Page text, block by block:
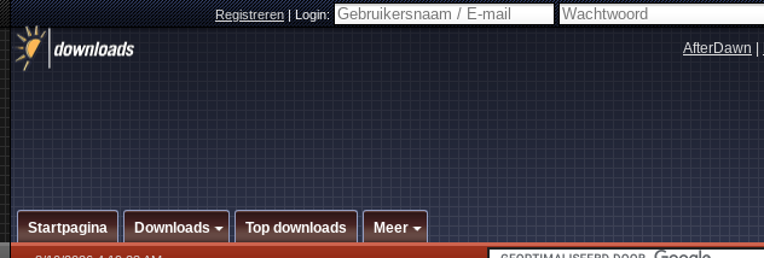
Registreren|Login:
AfterDawn
Startpagina Downloads Top downloads Meer